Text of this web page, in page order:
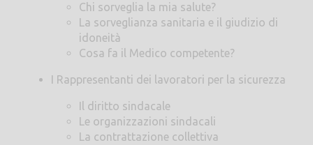
Chi sorveglia la mia salute?
La sorveglianza sanitaria e il giudizio di
idoneità
Cosa fa il Medico competente?
I Rappresentanti dei lavoratori per la sicurezza
Il diritto sindacale
Le organizzazioni sindacali
La contrattazione collettiva